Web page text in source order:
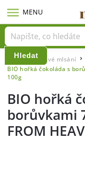
Hledat
Domů / Zdravé mlsání
BIO hořká čokoláda s
100g
BIO hořká
borůvkami
FROM